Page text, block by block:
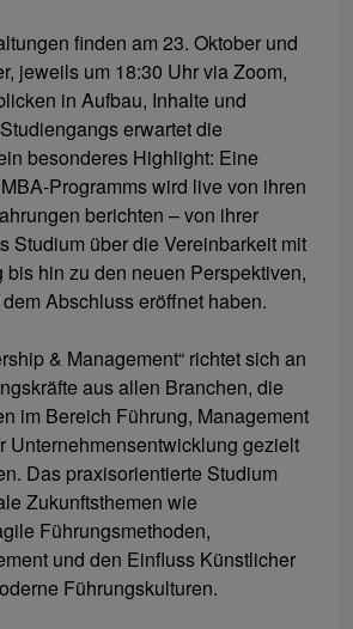
finden am 23. Oktober und
jeweils um 18:30 Uhr via Zoom,
in Aufbau, Inhalte und
erwartet die
besonderes Highlight: Eine
Programms wird live von ihren
berichten – von ihrer
Studium über die Vereinbarkeit mit
bis hin zu den neuen Perspektiven,
Abschluss eröffnet haben.
& Management“ richtet sich an
aus allen Branchen, die
im Bereich Führung, Management
Unternehmensentwicklung gezielt
Das praxisorientierte Studium
Zukunftsthemen wie
Führungsmethoden,
und den Einfluss Künstlicher
Führungskulturen.